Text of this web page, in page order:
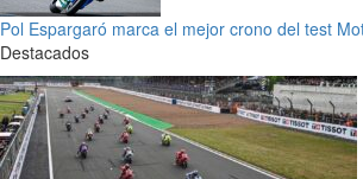
Pol Espargaró marca el mejor crono del test
Destacados